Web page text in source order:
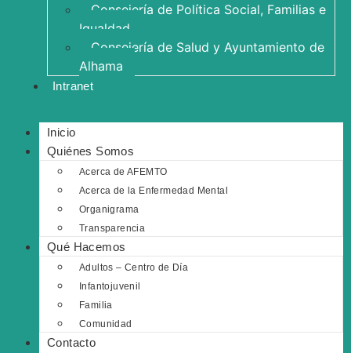
Consejería de Política Social, Familias e
Igualdad
Consejería de Salud y Ayuntamiento de
Alhama
Intranet
Inicio
Quiénes Somos
Acerca de AFEMTO
Acerca de la Enfermedad Mental
Organigrama
Transparencia
Qué Hacemos
Adultos – Centro de Día
Infantojuvenil
Familia
Comunidad
Contacto